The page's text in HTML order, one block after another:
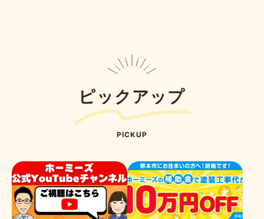
ピックアップ
PICKUP